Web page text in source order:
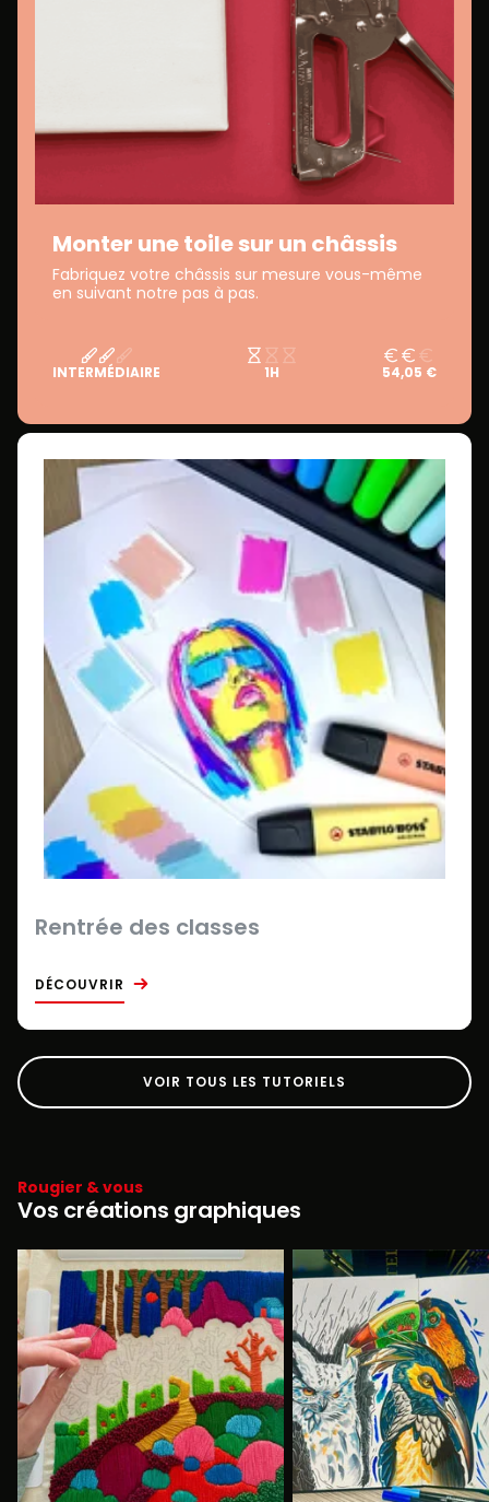
Monter une toile sur un châssis
Fabriquez votre châssis sur mesure vous-même
en suivant notre pas à pas.
INTERMÉDIAIRE 1H 54,05 €
Rentrée des classes
DÉCOUVRIR
VOIR TOUS LES TUTORIELS
Rougier & vous
Vos créations graphiques